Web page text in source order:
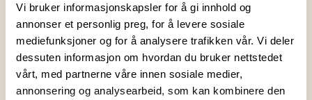
Vi bruker informasjonskapsler for å gi innhold og
annonser et personlig preg, for å levere sosiale
mediefunksjoner og for å analysere trafikken vår. Vi deler
dessuten informasjon om hvordan du bruker nettstedet
vårt, med partnerne våre innen sosiale medier,
annonsering og analysearbeid, som kan kombinere den
© Emilie Solbakken / Visit Helgeland
Alpinzentrum